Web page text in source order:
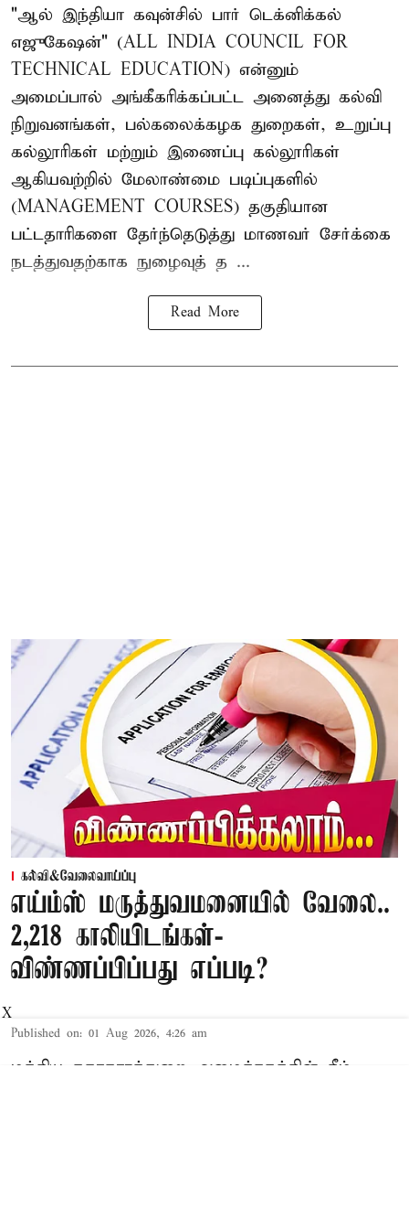
"ஆல் இந்தியா கவுன்சில் பார் டெக்னிக்கல்
எஜுகேஷன்" (ALL INDIA COUNCIL FOR
TECHNICAL EDUCATION) என்னும்
அமைப்பால் அங்கீகரிக்கப்பட்ட அனைத்து கல்வி
நிறுவனங்கள், பல்கலைக்கழக துறைகள், உறுப்பு
கல்லூரிகள் மற்றும் இணைப்பு கல்லூரிகள்
ஆகியவற்றில் மேலாண்மை படிப்புகளில்
(MANAGEMENT COURSES) தகுதியான
பட்டதாரிகளை தேர்ந்தெடுத்து மாணவர் சேர்க்கை
நடத்துவதற்காக நுழைவுத் த ...
Read More
கல்வி&வேலைவாய்ப்பு
எய்ம்ஸ் மருத்துவமனையில் வேலை..
2,218 காலியிடங்கள்-
விண்ணப்பிப்பது எப்படி?
Published on: 01 Aug 2026, 4:26 am
மத்திய சுகாதாரத்துறை அமைச்சகத்தின் கீழ்
X